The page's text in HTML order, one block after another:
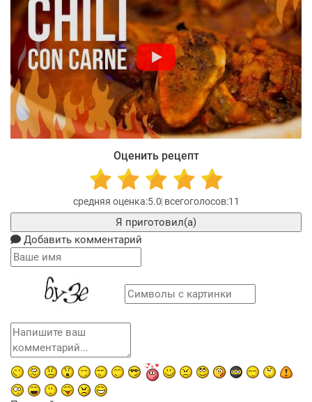
Оценить рецепт
5.0 11
Я приготовил(а)
Добавить комментарий